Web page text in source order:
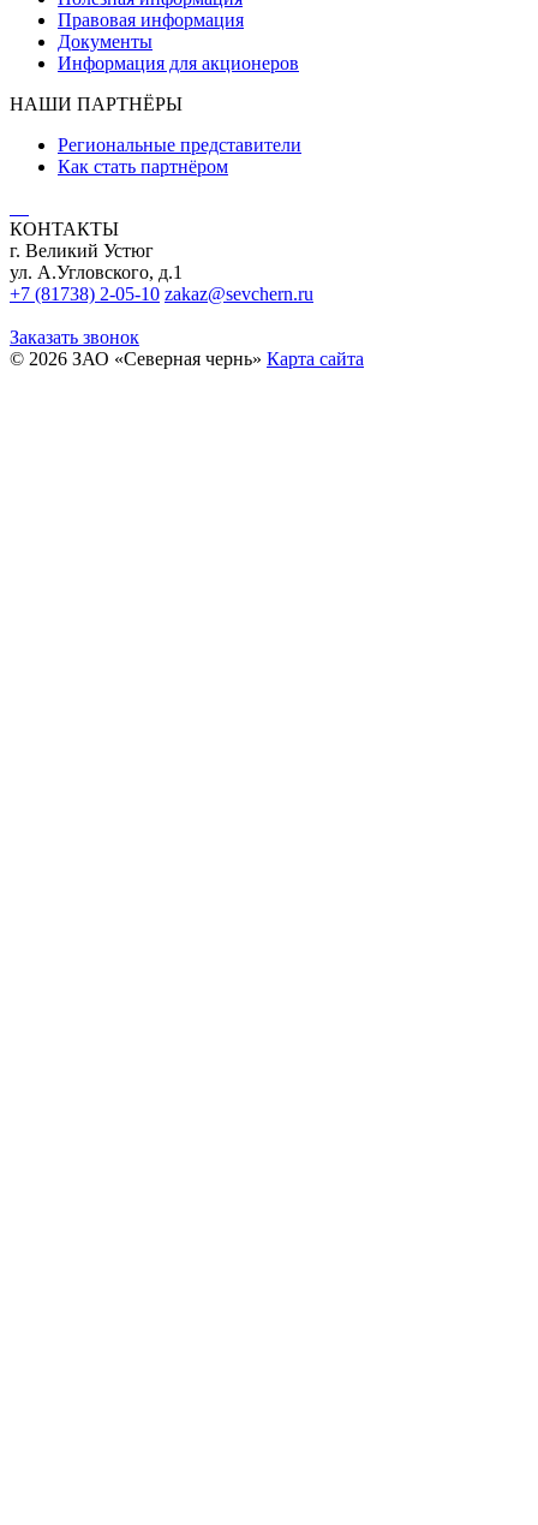
Правовая информация
Документы
Информация для акционеров
НАШИ ПАРТНЁРЫ
Региональные представители
Как стать партнёром
КОНТАКТЫ
г. Великий Устюг
ул. А.Угловского, д.1
+7 (81738) 2-05-10 zakaz@sevchern.ru
Заказать звонок
© 2026 ЗАО «Северная чернь» Карта сайта